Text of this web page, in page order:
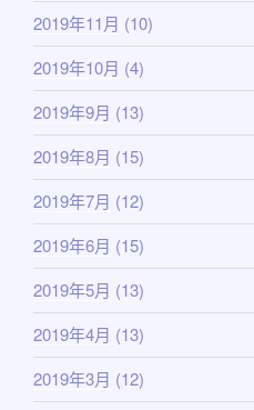
2019年11月 (10)
2019年10月 (4)
2019年9月 (13)
2019年8月 (15)
2019年7月 (12)
2019年6月 (15)
2019年5月 (13)
2019年4月 (13)
2019年3月 (12)